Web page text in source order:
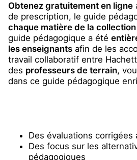
Obtenez gratuitement en ligne
de prescription, le guide
chaque matière de la
guide pédagogique a été
les enseignants afin de les
travail collaboratif entre
des professeurs de terrain,
dans ce guide pédagogique
Des évaluations corrigées
Des focus sur les
pédagogiques